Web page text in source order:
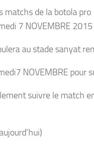
matchs de la botola
7 NOVEMBRE
au stade sanyat
NOVEMBRE pour
suivre le match